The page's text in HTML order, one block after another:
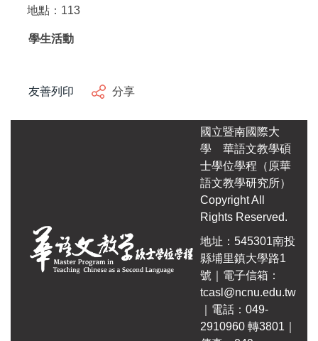
活動照片
自編教材
地點：113
學生活動
友善列印 分享
國立暨南國際大
學 華語文教學碩
士學位學程（原華
語文教學研究所）
Copyright All
Rights Reserved.
地址：545301南投
縣埔里鎮大學路1
號｜電子信箱：
tcasl@ncnu.edu.tw
｜電話：049-
2910960 轉3801｜